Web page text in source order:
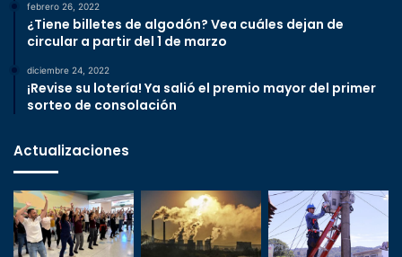
febrero 26, 2022
¿Tiene billetes de algodón? Vea cuáles dejan de
circular a partir del 1 de marzo
diciembre 24, 2022
¡Revise su lotería! Ya salió el premio mayor del primer
sorteo de consolación
Actualizaciones